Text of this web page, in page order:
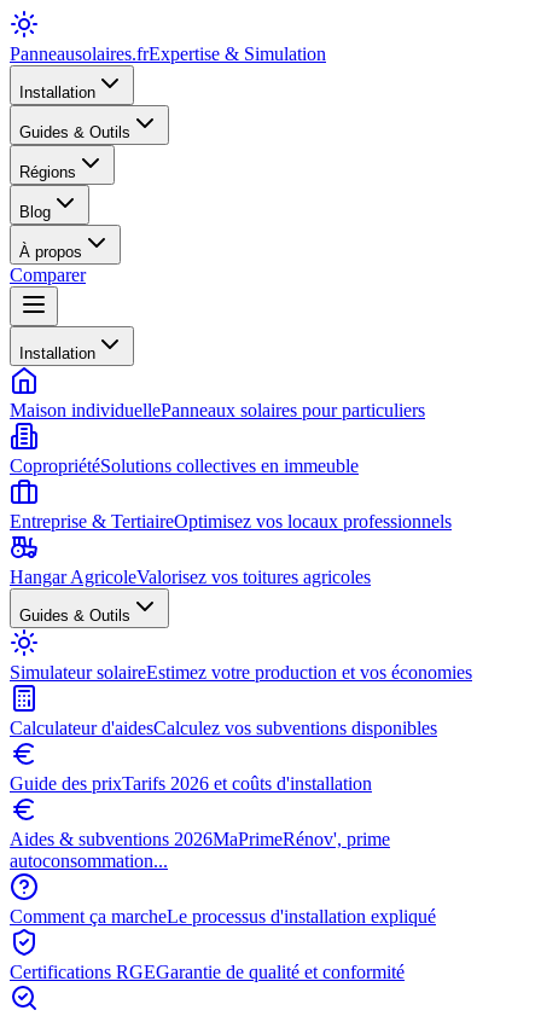
Panneausolaires.frExpertise & Simulation
Installation
Guides & Outils
Régions
Blog
À propos
Comparer
Installation
Maison individuellePanneaux solaires pour particuliers
CopropriétéSolutions collectives en immeuble
Entreprise & TertiaireOptimisez vos locaux professionnels
Hangar AgricoleValorisez vos toitures agricoles
Guides & Outils
Simulateur solaireEstimez votre production et vos économies
Calculateur d'aidesCalculez vos subventions disponibles
Guide des prixTarifs 2026 et coûts d'installation
Aides & subventions 2026MaPrimeRénov', prime
autoconsommation...
Comment ça marcheLe processus d'installation expliqué
Certifications RGEGarantie de qualité et conformité